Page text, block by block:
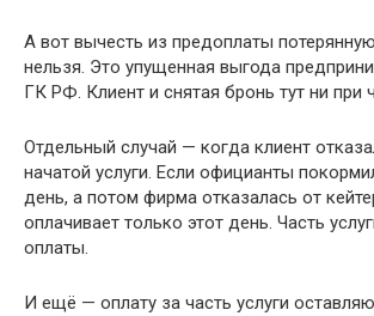
А вот вычесть из предоплаты
нельзя. Это упущенная выгода
ГК РФ. Клиент и снятая бронь тут ни при
Отдельный случай — когда клиент
начатой услуги. Если официанты
день, а потом фирма отказалась от
оплачивает только этот день. Часть
оплаты.
И ещё — оплату за часть услуги